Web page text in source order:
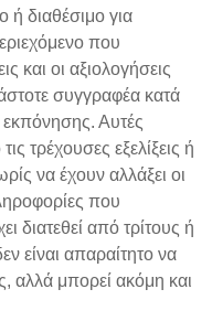
ή διαθέσιμο για
που
και οι αξιολογήσεις
συγγραφέα κατά
εκπόνησης. Αυτές
τρέχουσες εξελίξεις ή
να έχουν αλλάξει οι
που
διατεθεί από τρίτους ή
είναι απαραίτητο να
αλλά μπορεί ακόμη και